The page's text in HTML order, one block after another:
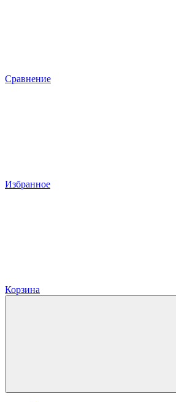
Сравнение
Избранное
Корзина